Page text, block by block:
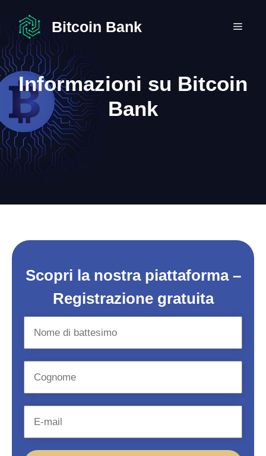
contenuto
Bitcoin Bank
Informazioni su Bitcoin
Bank
Scopri la nostra piattaforma –
Registrazione gratuita